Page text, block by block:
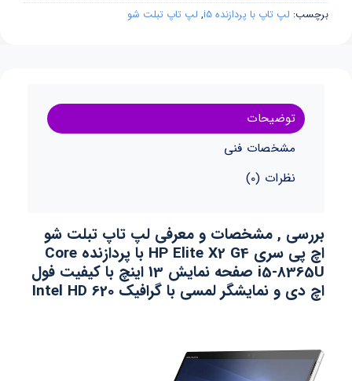
برچسب: لپ تاپ با پردازنده i5 , لپ تاپ تبلت شو
توضیحات
مشخصات فنی
نظرات (0)
بررسی , مشخصات و معرفی لپ تاپ تبلت شو
اچ پی سری HP Elite X2 G4 با پردازنده Core
i5-8365U
صفحه نمایش 13 اینچ با کیفیت فول
اچ دی و نمایشگر لمسی با گرافیک 620 Intel HD